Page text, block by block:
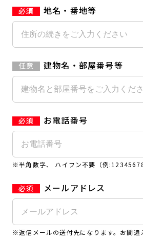
地名・番地等
建物名・部屋番号等
お電話番号
※半角数字、 ハイフン不要（例
メールアドレス
※返信メールの送付先になります。お間違